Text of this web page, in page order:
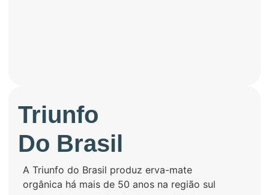
Triunfo
Do Brasil
A Triunfo do Brasil produz erva-mate
orgânica há mais de 50 anos na região sul